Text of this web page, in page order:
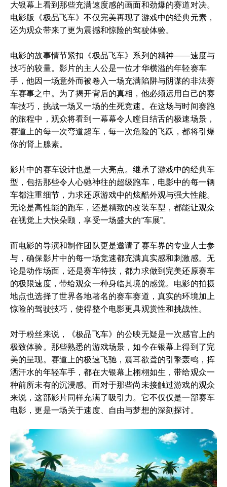
大银幕上看到那些充满速度感的画面和劲爆的赛道对决。
电影版《极品飞车》不仅完美再现了游戏中的经典元素，
还为观众带来了更为震撼和惊险的驾驶体验。
电影的故事情节紧扣《极品飞车》系列的精神——速度与
技巧的较量。影片的主人公是一位才华横溢的年轻赛车
手，他因一场意外而被卷入一场充满陷阱与阴谋的非法赛
车赛事之中。为了揭开背后的真相，他必须运用自己的赛
车技巧，挑战一场又一场的生死竞速。在这场与时间赛跑
的旅程中，观众将看到一幕幕令人瞠目结舌的极速场景，
赛道上的每一次弯道超车，每一次危险的飞跃，都将引爆
你的肾上腺素。
影片中的赛车设计也是一大亮点。继承了游戏中的经典车
型，包括那些令人心驰神往的超级跑车，电影中的每一辆
车都注重细节，力求还原游戏中的炫酷外观与强大性能。
无论是高性能的跑车，还是精致的改装车型，都能让观众
在视觉上大快朵颐，享受一场盛大的“车展”。
而电影的导演和制作团队更是邀请了赛车界的专业人士参
与，确保影片中的每一场竞速都充满真实感和刺激感。无
论是动作场面，还是赛车特技，都力求做到完美还原赛车
的极限速度，带给观众一种身临其境的感觉。电影的拍摄
地点也选择了世界各地著名的赛车赛道，真实的环境加上
惊险的驾驶技巧，使得整个电影更具观赏性和挑战性。
对于粉丝来说，《极品飞车》的公映无疑是一次感官上的
极致体验。那些熟悉的游戏场景，如今在银幕上得到了完
美的呈现。赛道上的极速飞驰，震耳欲聋的引擎轰鸣，挥
洒汗水的年轻车手，都在大银幕上栩栩如生，带给观众一
种前所未有的沉浸感。而对于那些尚未接触过游戏的观众
来说，这部影片同样充满了吸引力。它不仅仅是一部赛车
电影，更是一场关于速度、自由与梦想的深刻探讨。